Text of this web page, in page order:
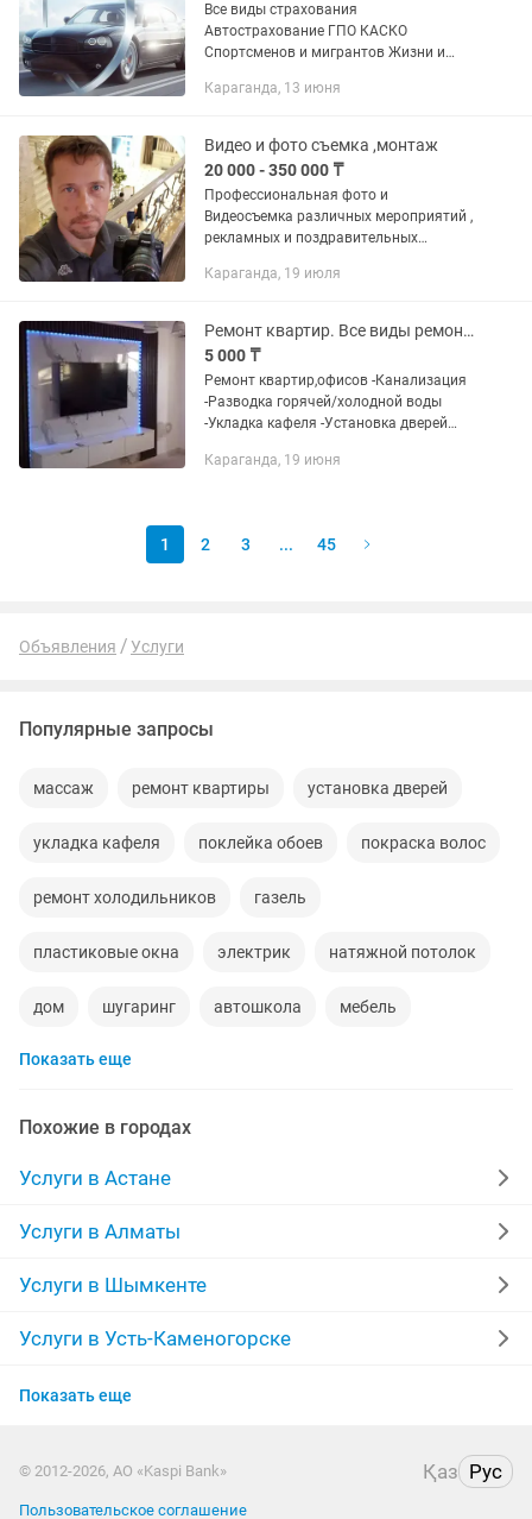
Все виды страхования
Автострахование ГПО КАСКО
Спортсменов и мигрантов Жизни и
в страну и выезд в РФ Недвижимости
Работников ТОО,АО,ИП...
Караганда, 13 июня
Видео и фото съемка ,монтаж
20 000 - 350 000 ₸
Профессиональная фото и
Видеосъемка различных мероприятий ,
рекламных и поздравительных
3 камеры ●Трансляция на лед экраны.
Караганда, 19 июля
Ремонт квартир. Все виды ремонтных работ
5 000 ₸
Ремонт квартир,офисов -Канализация
-Разводка горячей/холодной воды
-Укладка кафеля -Установка дверей
штукатурка -Выравнивание
Караганда, 19 июня
1 2 3 ... 45
Объявления Услуги
Популярные запросы
массаж ремонт квартиры установка дверей
укладка кафеля поклейка обоев покраска волос
ремонт холодильников газель
пластиковые окна электрик натяжной потолок
дом шугаринг автошкола мебель
сантехник
уколы на дому
москитные сетки
ремонт стиральных машин
грузоперевозки газель курсы массажа
манипулятор
Показать еще
Похожие в городах
Услуги в Астане
Услуги в Алматы
Услуги в Шымкенте
Услуги в Усть-Каменогорске
Услуги в Актобе
Услуги в Павлодаре
Показать еще
© 2012-2026, АО «Kaspi Bank» Қаз Рус
Пользовательское соглашение